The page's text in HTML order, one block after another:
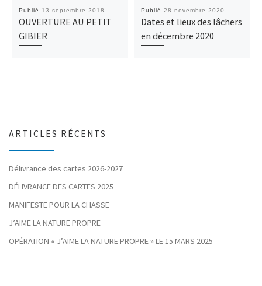
Publié 13 septembre 2018
OUVERTURE AU PETIT
GIBIER
Publié 28 novembre 2020
Dates et lieux des lâchers
en décembre 2020
ARTICLES RÉCENTS
Délivrance des cartes 2026-2027
DÉLIVRANCE DES CARTES 2025
MANIFESTE POUR LA CHASSE
J’AIME LA NATURE PROPRE
OPÉRATION « J’AIME LA NATURE PROPRE » LE 15 MARS 2025